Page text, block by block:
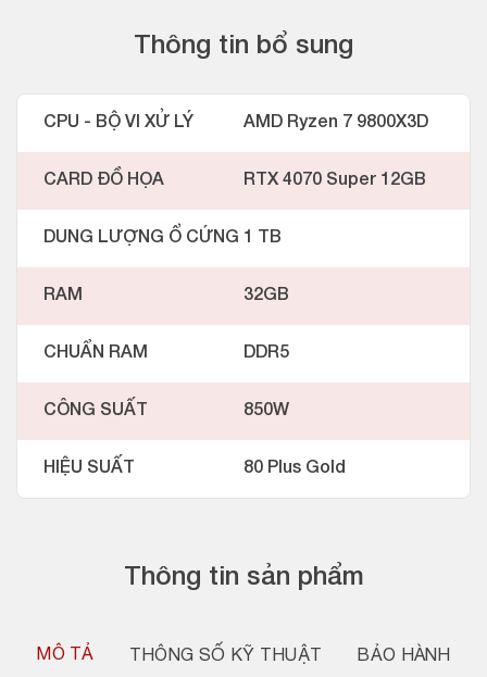
Thông tin sản phẩm
MÔ TẢ THÔNG SỐ KỸ THUẬT BẢO HÀNH
Thông tin bổ sung
CPU - BỘ VI XỬ LÝ AMD Ryzen 7 9800X3D
CARD ĐỒ HỌA RTX 4070 Super 12GB
DUNG LƯỢNG Ổ CỨNG 1 TB
RAM 32GB
CHUẨN RAM DDR5
CÔNG SUẤT 850W
HIỆU SUẤT 80 Plus Gold